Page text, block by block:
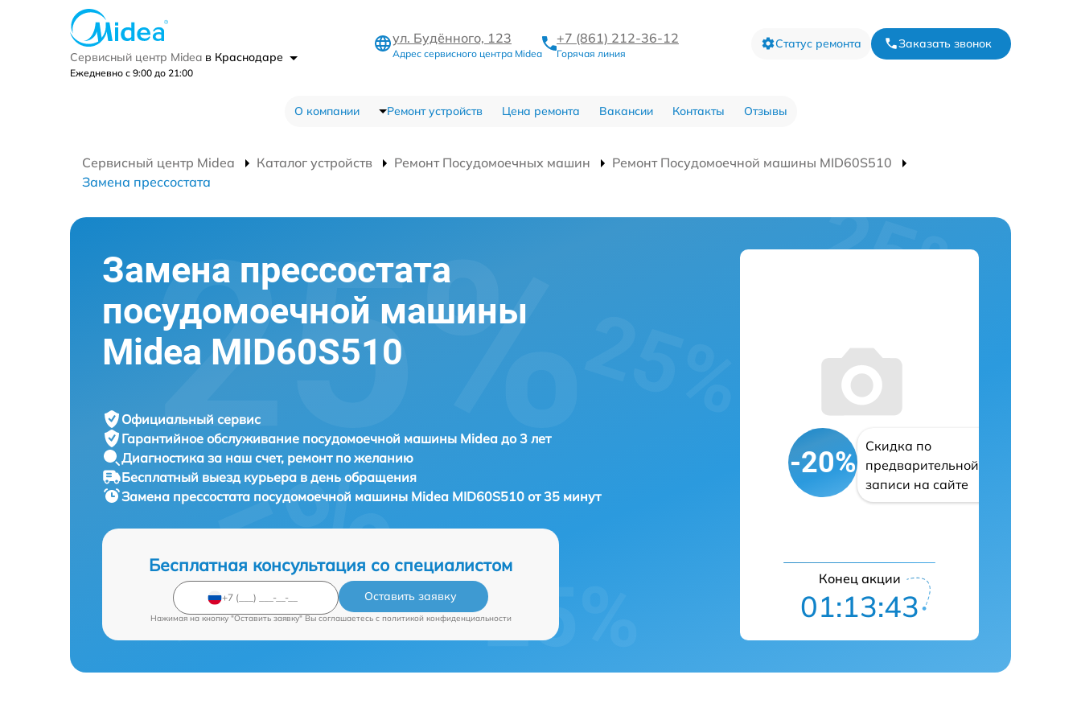
Сервисный центр Midea в Краснодаре
Ежедневно с 9:00 до 21:00
ул. Будённого, 123
Адрес сервисного центра Midea
+7 (861) 212-36-12
Горячая линия
Статус ремонта Заказать звонок
О компании Ремонт устройств Цена ремонта Вакансии Контакты Отзывы
Сервисный центр Midea Каталог устройств Ремонт Посудомоечных машин
Ремонт Посудомоечной машины MID60S510
Замена прессостата
Замена прессостата
посудомоечной машины
Midea MID60S510
Официальный сервис
Гарантийное обслуживание посудомоечной машины Midea до 3 лет
Диагностика за наш счет, ремонт по желанию
Бесплатный выезд курьера в день обращения
Замена прессостата посудомоечной машины Midea MID60S510 от 35 минут
Бесплатная консультация со специалистом
Оставить заявку
Нажимая на кнопку "Оставить заявку" Вы соглашаетесь c политикой конфиденциальности
-20%
Скидка по
предварительной
записи на сайте
Конец акции
01:13:42